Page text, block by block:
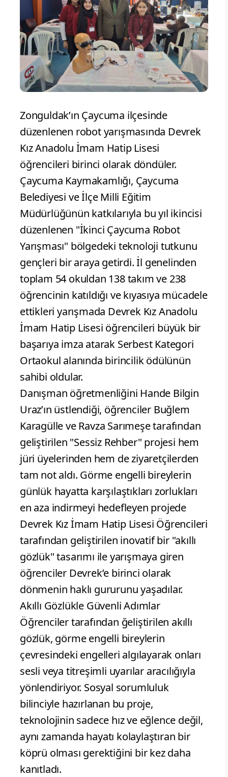
Zonguldak’ın Çaycuma ilçesinde
düzenlenen robot yarışmasında Devrek
Kız Anadolu İmam Hatip Lisesi
öğrencileri birinci olarak döndüler.
Çaycuma Kaymakamlığı, Çaycuma
Belediyesi ve İlçe Milli Eğitim
Müdürlüğünün katkılarıyla bu yıl ikincisi
düzenlenen "İkinci Çaycuma Robot
Yarışması" bölgedeki teknoloji tutkunu
gençleri bir araya getirdi. İl genelinden
toplam 54 okuldan 138 takım ve 238
öğrencinin katıldığı ve kıyasıya mücadele
ettikleri yarışmada Devrek Kız Anadolu
İmam Hatip Lisesi öğrencileri büyük bir
başarıya imza atarak Serbest Kategori
Ortaokul alanında birincilik ödülünün
sahibi oldular.
Danışman öğretmenliğini Hande Bilgin
Uraz’ın üstlendiği, öğrenciler Buğlem
Karagülle ve Ravza Sarımeşe tarafından
geliştirilen "Sessiz Rehber" projesi hem
jüri üyelerinden hem de ziyaretçilerden
tam not aldı. Görme engelli bireylerin
günlük hayatta karşılaştıkları zorlukları
en aza indirmeyi hedefleyen projede
Devrek Kız İmam Hatip Lisesi Öğrencileri
tarafından geliştirilen inovatif bir "akıllı
gözlük" tasarımı ile yarışmaya giren
öğrenciler Devrek’e birinci olarak
dönmenin haklı gururunu yaşadılar.
Akıllı Gözlükle Güvenli Adımlar
Öğrenciler tarafından ğeliştirilen akıllı
gözlük, görme engelli bireylerin
çevresindeki engelleri algılayarak onları
sesli veya titreşimli uyarılar aracılığıyla
yönlendiriyor. Sosyal sorumluluk
bilinciyle hazırlanan bu proje,
teknolojinin sadece hız ve eğlence değil,
aynı zamanda hayatı kolaylaştıran bir
köprü olması gerektiğini bir kez daha
kanıtladı.